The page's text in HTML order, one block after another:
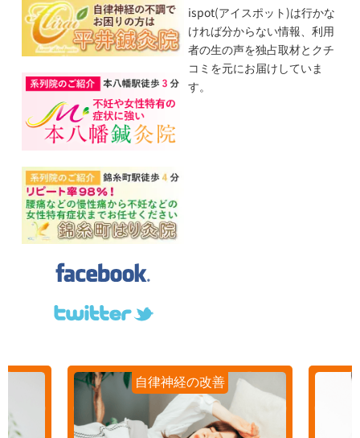
ispot(アイスポット)は行かな
ければ分からない情報、利用
者の生の声を独占取材とクチ
コミを元にお届けしていま
す。
自律神経の改善